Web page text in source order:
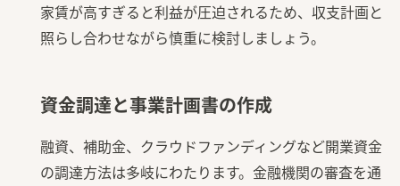
家賃が高すぎると利益が圧迫されるため、収支計画と
照らし合わせながら慎重に検討しましょう。
資金調達と事業計画書の作成
融資、補助金、クラウドファンディングなど開業資金
の調達方法は多岐にわたります。金融機関の審査を通